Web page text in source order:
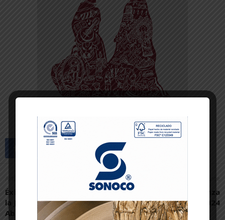
Artículo anterior
Éxito de convocatoria en
la Jornada de Puertas
Abiertas del campus de la
Artículo siguiente
El Museo de Tudela alcanza
las 21.542 visitas en 2024